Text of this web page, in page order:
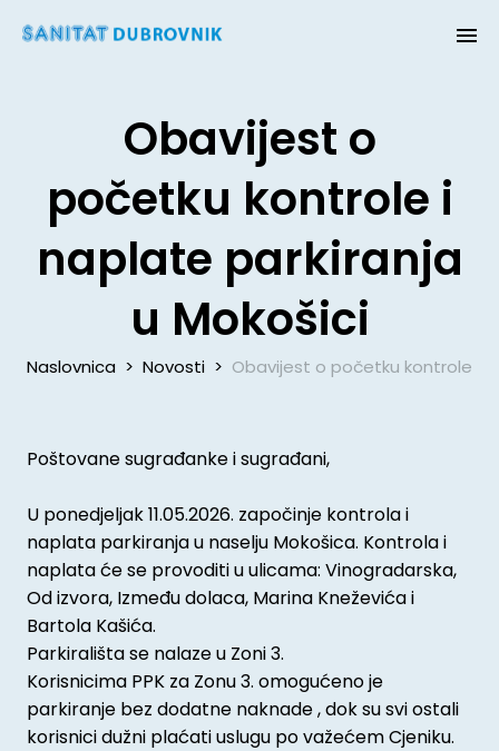
Obavijest o
početku kontrole i
naplate parkiranja
u Mokošici
Naslovnica > Novosti > Obavijest o početku kontrole i
Poštovane sugrađanke i sugrađani,
U ponedjeljak 11.05.2026. započinje kontrola i
naplata parkiranja u naselju Mokošica. Kontrola i
naplata će se provoditi u ulicama: Vinogradarska,
Od izvora, Između dolaca, Marina Kneževića i
Bartola Kašića.
Parkirališta se nalaze u Zoni 3.
Korisnicima PPK za Zonu 3. omogućeno je
parkiranje bez dodatne naknade , dok su svi ostali
korisnici dužni plaćati uslugu po važećem Cjeniku.